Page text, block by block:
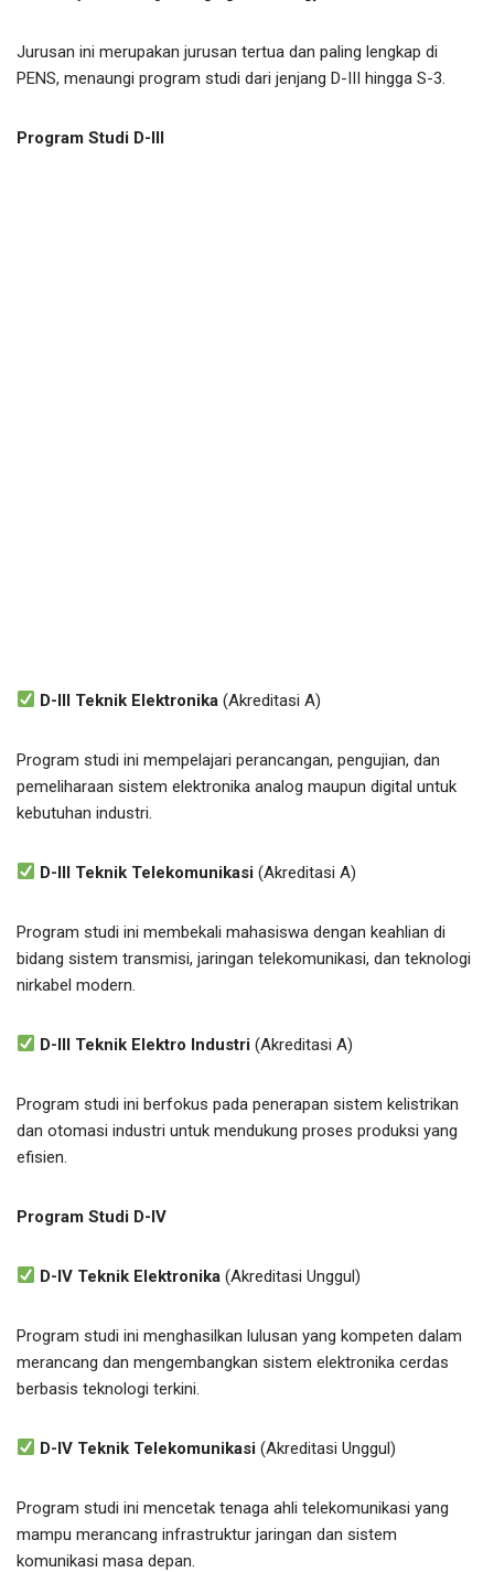
Jurusan ini merupakan jurusan tertua dan paling lengkap di
PENS, menaungi program studi dari jenjang D-III hingga S-3.
Program Studi D-III
D-III Teknik Elektronika (Akreditasi A)
Program studi ini mempelajari perancangan, pengujian, dan
pemeliharaan sistem elektronika analog maupun digital untuk
kebutuhan industri.
D-III Teknik Telekomunikasi (Akreditasi A)
Program studi ini membekali mahasiswa dengan keahlian di
bidang sistem transmisi, jaringan telekomunikasi, dan teknologi
nirkabel modern.
D-III Teknik Elektro Industri (Akreditasi A)
Program studi ini berfokus pada penerapan sistem kelistrikan
dan otomasi industri untuk mendukung proses produksi yang
efisien.
Program Studi D-IV
D-IV Teknik Elektronika (Akreditasi Unggul)
Program studi ini menghasilkan lulusan yang kompeten dalam
merancang dan mengembangkan sistem elektronika cerdas
berbasis teknologi terkini.
D-IV Teknik Telekomunikasi (Akreditasi Unggul)
Program studi ini mencetak tenaga ahli telekomunikasi yang
mampu merancang infrastruktur jaringan dan sistem
komunikasi masa depan.